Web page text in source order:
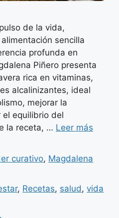
de la vida,
sencilla
profunda en
Piñero presenta
rica en vitaminas,
alcalinizantes, ideal
mejorar la
el equilibrio del
la receta, … Leer más
curativo, Magdalena
, Recetas, salud,vida